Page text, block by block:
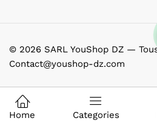
© 2026 SARL YouShop DZ —
Contact@youshop-dz.com
Home Categories